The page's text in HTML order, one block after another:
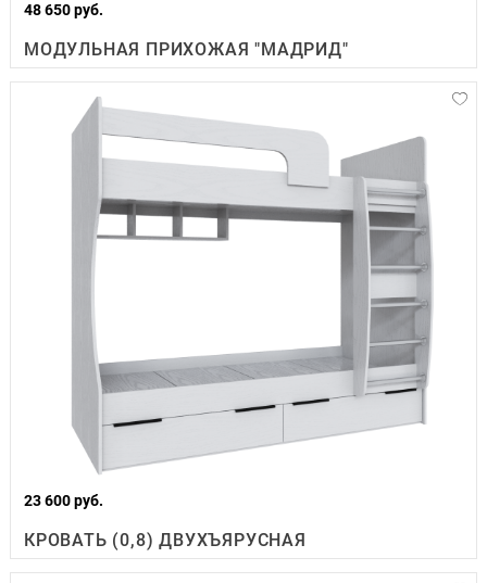
48 650 руб.
МОДУЛЬНАЯ ПРИХОЖАЯ "МАДРИД"
23 600 руб.
КРОВАТЬ (0,8) ДВУХЪЯРУСНАЯ